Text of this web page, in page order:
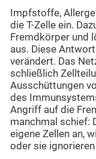
Impfstoffe,
die T-Zelle ein.
Fremdkörper und
aus. Diese
verändert. Das
schließlich
Ausschüttungen
des
Angriff auf die
manchmal schief:
eigene Zellen an,
oder sie